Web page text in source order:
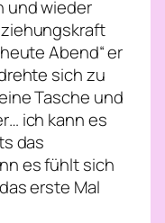
und wieder
Abend“ er
sich zu
Tasche und
ich kann es
das
es fühlt sich
erste Mal